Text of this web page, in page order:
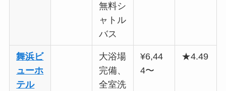
無料シ
ャトル
バス
舞浜ビ
ューホ
テル
大浴場
完備、
全室洗
¥6,44
4〜
★4.49